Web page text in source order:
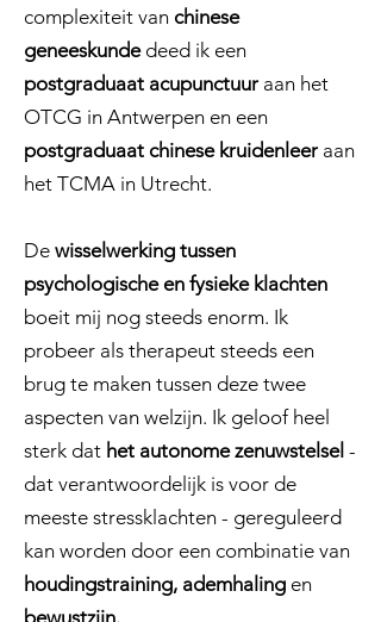
complexiteit van chinese
geneeskundedeed ik een
postgraduaat acupunctuur aan het
OTCG in Antwerpen en een
postgraduaat chinese kruidenleer aan
het TCMA in Utrecht.
De wisselwerking tussen
psychologische en fysieke klachten
boeit mij nog steeds enorm. Ik
probeer als therapeut steeds een
brug te maken tussen deze twee
aspecten van welzijn. Ik geloof heel
sterk dat het autonome zenuwstelsel -
dat verantwoordelijk is voor de
meeste stressklachten - gereguleerd
kan worden door een combinatie van
houdingstraining, ademhaling en
bewustzijn.